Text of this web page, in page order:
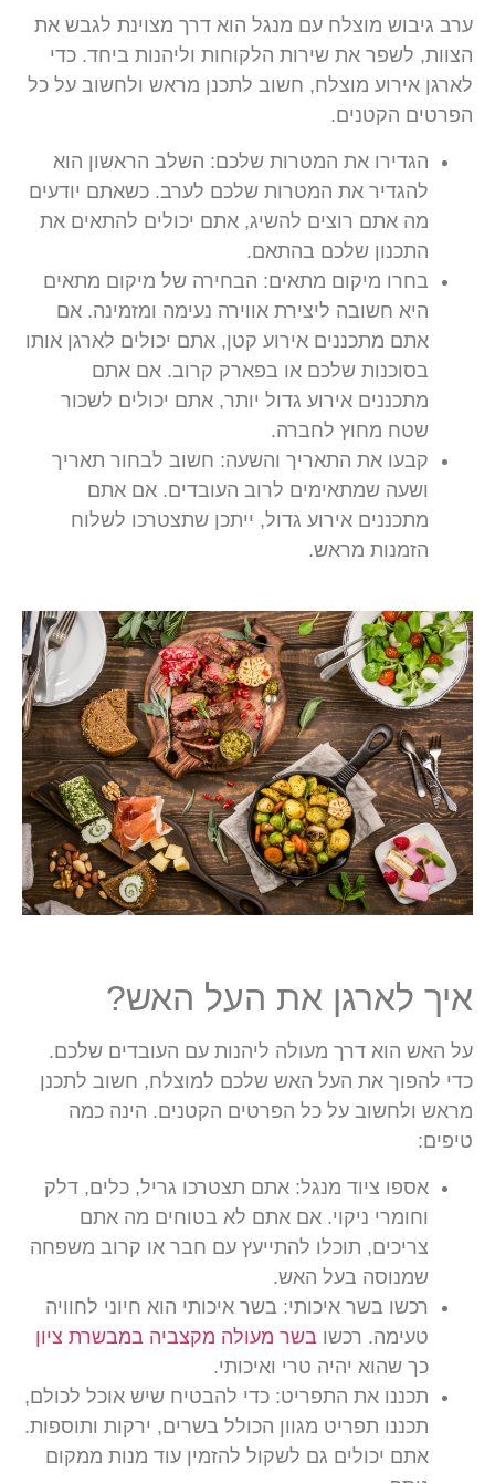
ערב גיבוש מוצלח עם מנגל הוא דרך מצוינת לגבש את
הצוות, לשפר את שירות הלקוחות וליהנות ביחד. כדי
לארגן אירוע מוצלח, חשוב לתכנן מראש ולחשוב על כל
הפרטים הקטנים.
הגדירו את המטרות שלכם:השלב הראשון הוא
להגדיר את המטרות שלכם לערב. כשאתם יודעים
מה אתם רוצים להשיג, אתם יכולים להתאים את
התכנון שלכם בהתאם.
בחרו מיקום מתאים:הבחירה של מיקום מתאים
היא חשובה ליצירת אווירה נעימה ומזמינה. אם
אתם מתכננים אירוע קטן, אתם יכולים לארגן אותו
בסוכנות שלכם או בפארק קרוב. אם אתם
מתכננים אירוע גדול יותר, אתם יכולים לשכור
שטח מחוץ לחברה.
קבעו את התאריך והשעה:חשוב לבחור תאריך
ושעה שמתאימים לרוב העובדים. אם אתם
מתכננים אירוע גדול, ייתכן שתצטרכו לשלוח
הזמנות מראש.
איך לארגן את העל האש?
על האש הוא דרך מעולה ליהנות עם העובדים שלכם.
כדי להפוך את העל האש שלכם למוצלח, חשוב לתכנן
מראש ולחשוב על כל הפרטים הקטנים. הינה כמה
טיפים:
אספו ציוד מנגל:אתם תצטרכו גריל, כלים, דלק
וחומרי ניקוי. אם אתם לא בטוחים מה אתם
צריכים, תוכלו להתייעץ עם חבר או קרוב משפחה
שמנוסה בעל האש.
רכשו בשר איכותי:בשר איכותי הוא חיוני לחוויה
טעימה. רכשובשר מעולה מקצביה במבשרת ציון
כך שהוא יהיה טרי ואיכותי.
תכננו את התפריט:כדי להבטיח שיש אוכל לכולם,
תכננו תפריט מגוון הכולל בשרים, ירקות ותוספות.
אתם יכולים גם לשקול להזמין עוד מנות ממקום